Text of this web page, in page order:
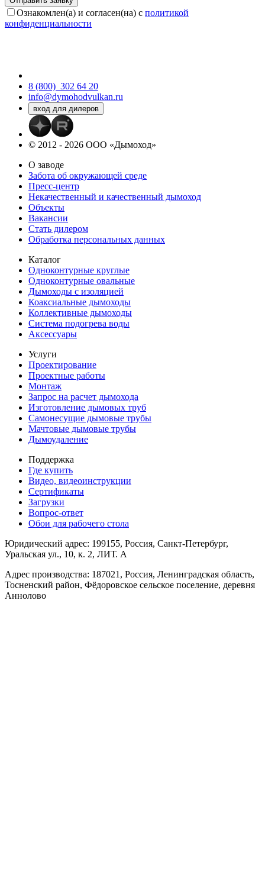
Ознакомлен(а) и согласен(на) с политикой
конфиденциальности
8 (800) 302 64 20
info@dymohodvulkan.ru
© 2012 - 2026 ООО «Дымоход»
О заводе
Забота об окружающей среде
Пресс-центр
Некачественный и качественный дымоход
Объекты
Вакансии
Стать дилером
Обработка персональных данных
Каталог
Одноконтурные круглые
Одноконтурные овальные
Дымоходы с изоляцией
Коаксиальные дымоходы
Коллективные дымоходы
Система подогрева воды
Аксессуары
Услуги
Проектирование
Проектные работы
Монтаж
Запрос на расчет дымохода
Изготовление дымовых труб
Самонесущие дымовые трубы
Мачтовые дымовые трубы
Дымоудаление
Поддержка
Где купить
Видео, видеоинструкции
Сертификаты
Загрузки
Вопрос-ответ
Обои для рабочего стола
Юридический адрес: 199155, Россия, Санкт-Петербург,
Уральская ул., 10, к. 2, ЛИТ. А
Адрес производства: 187021, Россия, Ленинградская область,
Тосненский район, Фёдоровское сельское поселение, деревня
Аннолово